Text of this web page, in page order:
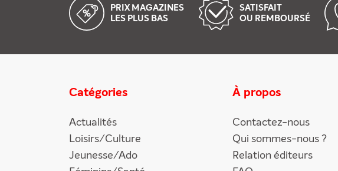
PRIX MAGAZINES
LES PLUS BAS
SATISFAIT
OU REMBOURSÉ
Catégories
Actualités
Loisirs/Culture
Jeunesse/Ado
À propos
Contactez-nous
Qui sommes-nous ?
Relation éditeurs